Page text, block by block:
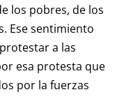
los pobres, de los
Ese sentimiento
a las
esa protesta que
por la fuerzas